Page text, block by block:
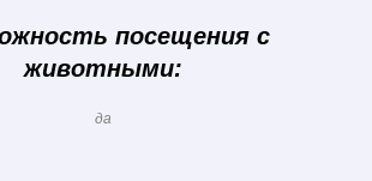
посещения с
животными:
да